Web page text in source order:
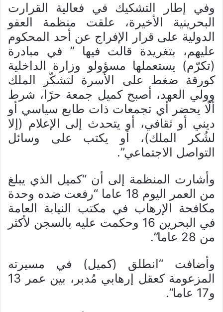
وفي إطار التشكيك في فعالية القرارت
البحرينية الأخيرة، علقت منظمة العفو
الدولية على قرار الإفراج عن أحد المحكوم
عليهم، بتغريدة قالت فيها ” في مبادرة
(تكرّم) يستعملها مسؤولو وزارة الداخلية
كورقة ضغط على الأسرة لتشكّر الملك
وولي العهد، أصبح كميل جمعة حرًا، شرط
ألّا يحضر أي تجمعات ذات طابع سياسي أو
ديني أو ثقافي، أو يتحدث إلى الإعلام (إلا
لشُكر الملك)، أو يكتب على وسائل
التواصل الاجتماعي”.
وأشارت المنظمة إلى أن “كميل الذي يبلغ
من العمر اليوم 18 عاما “رفعت ضده وحدة
مكافحة الإرهاب في مكتب النيابة العامة
في البحرين 16 وحكمت عليه بالسجن لأكثر
من 28 عاما”.
وأضافت “انطلق (كميل) في مسيرته
المزعومة كعقل إرهابي مُدبر، بين عمر 13
و17 عاما”.